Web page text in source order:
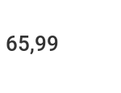
65,99